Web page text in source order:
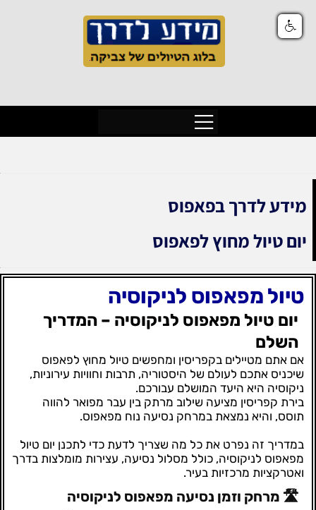
מידע לדרך בפאפוס
יום טיול מחוץ לפאפוס
טיול מפאפוס לניקוסיה
יום טיול מפאפוס לניקוסיה – המדריך
השלם
אם אתם מטיילים בקפריסין ומחפשים טיול מחוץ לפאפוס
שיכניס אתכם לעולם של היסטוריה, תרבות וחוויות עירוניות,
ניקוסיה היא היעד המושלם עבורכם.
בירת קפריסין מציעה שילוב מרתק בין עבר מפואר להווה
תוסס, והיא נמצאת במרחק נסיעה נוח מפאפוס.
במדריך זה נפרט את כל מה שצריך לדעת כדי לתכנן יום טיול
מפאפוס לניקוסיה, כולל מסלול נסיעה, עצירות מומלצות בדרך
ואטרקציות מרכזיות בעיר.
🛣️ מרחק וזמן נסיעה מפאפוס לניקוסיה